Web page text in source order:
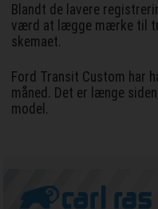
Blandt de lavere
værd at lægge mærke til
skemaet.
Ford Transit Custom har
måned. Det er længe
model.